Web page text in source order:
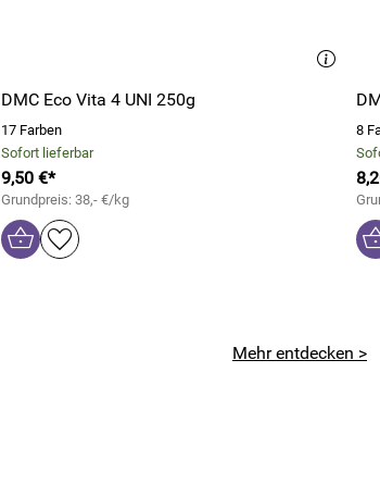
DMC Eco Vita 4 UNI 250g
17 Farben
Sofort lieferbar
9,50 €*
Grundpreis: 38,- €/kg
8
Mehr entdecken >